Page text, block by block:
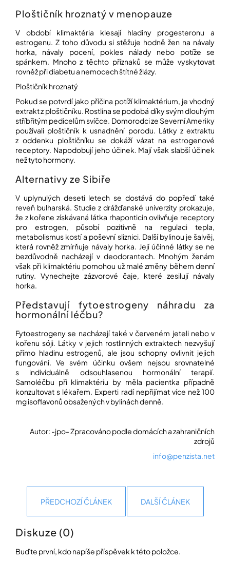
Ploštičník hroznatý v menopauze
V období klimaktéria klesají hladiny progesteronu a
estrogenu. Z toho důvodu si stěžuje hodně žen na návaly
horka, návaly pocení, pokles nálady nebo potíže se
spánkem. Mnoho z těchto příznaků se může vyskytovat
rovněž při diabetu a nemocech štítné žlázy.
Ploštičník hroznatý
Pokud se potvrdí jako příčina potíží klimaktérium, je vhodný
extrakt z ploštičníku. Rostlina se podobá díky svým dlouhým
stříbřitým pedicelům svíčce. Domorodci ze Severní Ameriky
používali ploštičník k usnadnění porodu. Látky z extraktu
z oddenku ploštičníku se dokáží vázat na estrogenové
receptory. Napodobují jeho účinek. Mají však slabší účinek
než tyto hormony.
Alternativy ze Sibiře
V uplynulých deseti letech se dostává do popředí také
reveň bulharská. Studie z drážďanské univerzity prokazuje,
že z kořene získávaná látka rhaponticin ovlivňuje receptory
pro estrogen, působí pozitivně na regulaci tepla,
metabolismus kostí a poševní sliznici. Další bylinou je šalvěj,
která rovněž zmírňuje návaly horka. Její účinné látky se ne
bezdůvodně nacházejí v deodorantech. Mnohým ženám
však při klimaktériu pomohou už malé změny během denní
rutiny. Vynechejte zázvorové čaje, které zesilují návaly
horka.
Představují fytoestrogeny náhradu za
hormonální léčbu?
Fytoestrogeny se nacházejí také v červeném jeteli nebo v
kořenu sóji. Látky v jejich rostlinných extraktech nezvyšují
přímo hladinu estrogenů, ale jsou schopny ovlivnit jejich
fungování. Ve svém účinku ovšem nejsou srovnatelné
s individuálně odsouhlasenou hormonální terapií.
Samoléčbu při klimaktériu by měla pacientka případně
konzultovat s lékařem. Experti radí nepřijímat více než 100
mg isoflavonů obsažených v bylinách denně.
Autor: -jpo- Zpracováno podle domácích a zahraničních
zdrojů
info@penzista.net
PŘEDCHOZÍ ČLÁNEK DALŠÍ ČLÁNEK
Diskuze (0)
Buďte první, kdo napíše příspěvek k této položce.